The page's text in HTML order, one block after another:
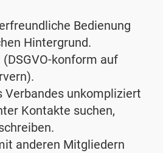
Bedienung
Hintergrund.
konform auf
Verbandes unkompliziert
Kontakte suchen,
anderen Mitgliedern